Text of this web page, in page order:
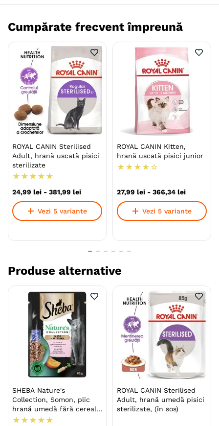
animalului dvs. având în același timp un gust deosebit.
Beneficii:
Zemoase și gustoase .
Sursă naturală de Omega-3.
Fără soia.
Cu bucăți întregi de pește sau fructe de mare.
Brit Fish Dreams este o hrană suplimentară ce oferă o
Varsta Junior
Adult (Sterilizat)
Calitate Hrana Super-Premium
Aroma Somon Ton
Monoproteic
Metoda de preparare In Suc Propriu
Ambalaj Conserva
Gama BRIT Fish Dreams
Cumpărate frecvent împreună
ROYAL CANIN Sterilised
Adult, hrană uscată pisici
sterilizate
★ ★ ★ ★ ★
24,99 lei - 381,99 lei
Vezi 5 variante
ROYAL CANIN Kitten,
hrană uscată pisici junior
★ ★ ★ ★ ☆
27,99 lei - 366,34 lei
Vezi 5 variante
Produse alternative
SHEBA Nature's
Collection, Somon, plic
hrană umedă fără cereale
pisici, (în sos)
★ ★ ★ ★ ★
ROYAL CANIN Sterilised
Adult, hrană umedă pisici
sterilizate, (în sos)